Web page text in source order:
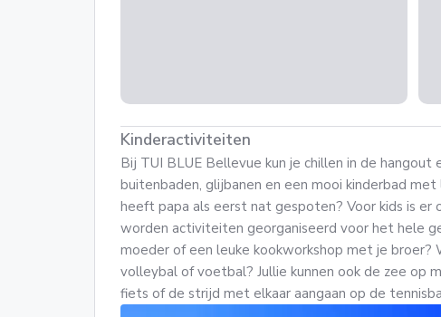
Kinderactiviteiten
Bij TUI BLUE Bellevue kun je chillen in de hangout
buitenbaden, glijbanen en een mooi kinderbad
heeft papa als eerst nat gespoten? Voor kids is er
worden activiteiten georganiseerd voor het hele
moeder of een leuke kookworkshop met je broer?
volleybal of voetbal? Jullie kunnen ook de zee op
fiets of de strijd met elkaar aangaan op de